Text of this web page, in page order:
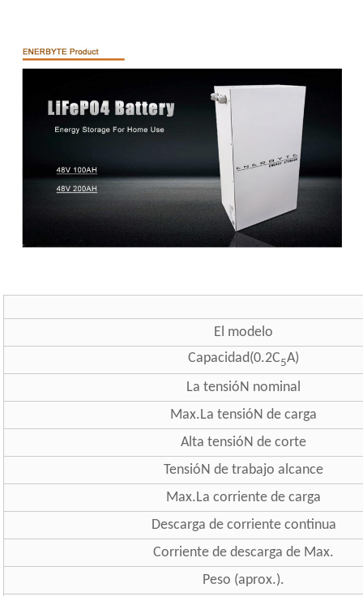
El modelo
Capacidad(0.2C5A)
La tensióN nominal
Max.La tensióN de carga
Alta tensióN de corte
TensióN de trabajo alcance
Max.La corriente de carga
Descarga de corriente continua
Corriente de descarga de Max.
Peso (aprox.).